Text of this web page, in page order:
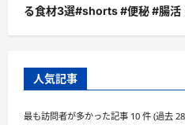
る食材3選#shorts #便秘 #腸活
人気記事
最も訪問者が多かった記事 10 件 (過去